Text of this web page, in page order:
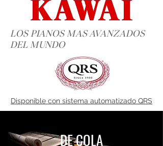
LOS PIANOS MAS AVANZADOS
DEL MUNDO
Disponible con sistema automatizado QRS
DE COLA